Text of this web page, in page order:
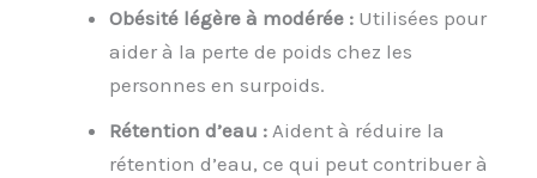
Obésité légère à modérée : Utilisées pour
aider à la perte de poids chez les
personnes en surpoids.
Rétention d’eau : Aident à réduire la
rétention d’eau, ce qui peut contribuer à